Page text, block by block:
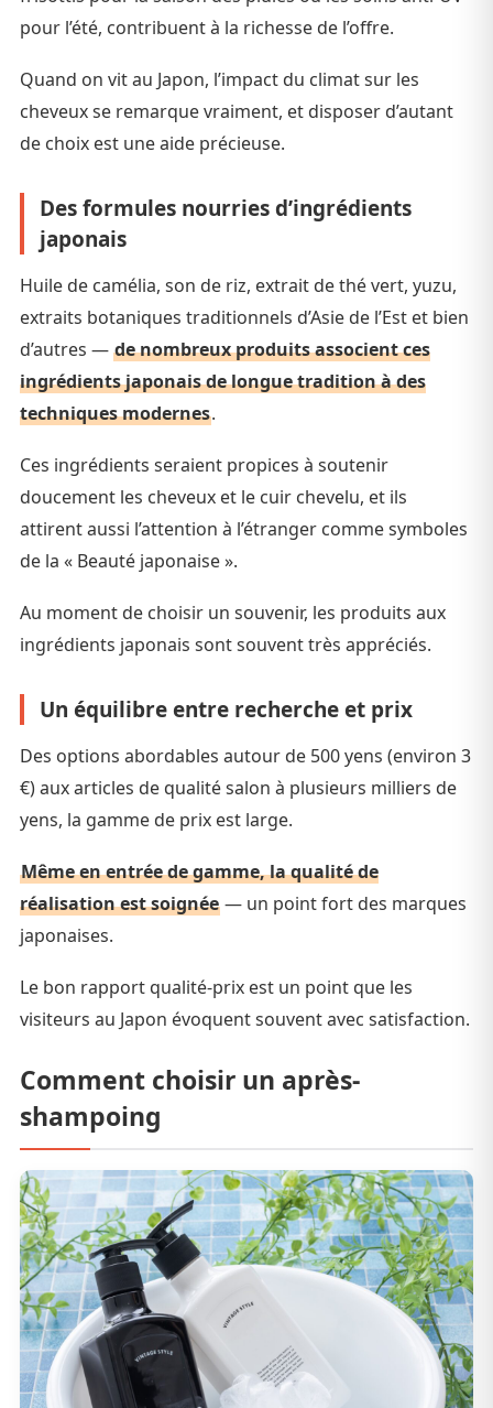
pour l’été, contribuent à la richesse de l’offre.
Quand on vit au Japon, l’impact du climat sur les
cheveux se remarque vraiment, et disposer d’autant
de choix est une aide précieuse.
Des formules nourries d’ingrédients
japonais
Huile de camélia, son de riz, extrait de thé vert, yuzu,
extraits botaniques traditionnels d’Asie de l’Est et bien
d’autres — de nombreux produits associent ces
ingrédients japonais de longue tradition à des
techniques modernes.
Ces ingrédients seraient propices à soutenir
doucement les cheveux et le cuir chevelu, et ils
attirent aussi l’attention à l’étranger comme symboles
de la « Beauté japonaise ».
Au moment de choisir un souvenir, les produits aux
ingrédients japonais sont souvent très appréciés.
Un équilibre entre recherche et prix
Des options abordables autour de 500 yens (environ 3
€) aux articles de qualité salon à plusieurs milliers de
yens, la gamme de prix est large.
Même en entrée de gamme, la qualité de
réalisation est soignée — un point fort des marques
japonaises.
Le bon rapport qualité-prix est un point que les
visiteurs au Japon évoquent souvent avec satisfaction.
Comment choisir un après-
shampoing